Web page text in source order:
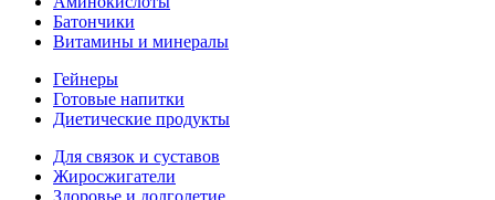
Батончики
Витамины и минералы
Гейнеры
Готовые напитки
Диетические продукты
Для связок и суставов
Жиросжигатели
Здоровье и долголетие